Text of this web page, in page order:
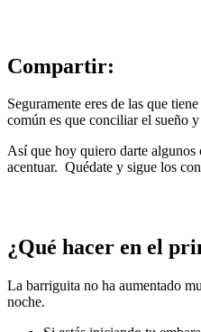
Compartir:
Seguramente eres de las que
común es que conciliar el sueño
Así que hoy quiero darte algunos
acentuar. Quédate y sigue los
¿Qué hacer en el
La barriguita no ha aumentado
noche.